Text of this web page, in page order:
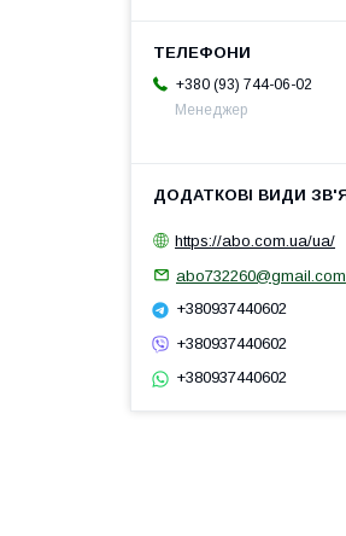
+380 (93) 744-06-02
Менеджер
https://abo.com.ua/ua/
abo732260@gmail.com
+380937440602
+380937440602
+380937440602